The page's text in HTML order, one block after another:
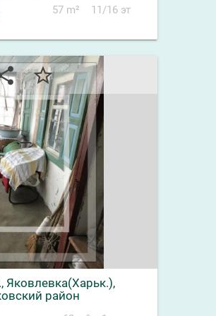
57 m² 11/16 эт
star_border
Яковлевка(Харьк.),
район